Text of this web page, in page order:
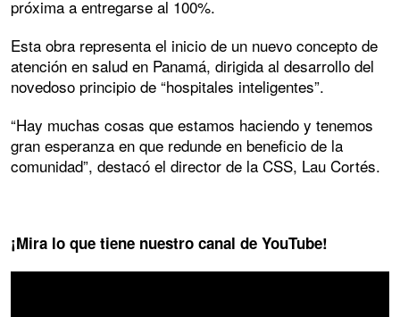
próxima a entregarse al 100%.
Esta obra representa el inicio de un nuevo concepto de
atención en salud en Panamá, dirigida al desarrollo del
novedoso principio de “hospitales inteligentes”.
“Hay muchas cosas que estamos haciendo y tenemos
gran esperanza en que redunde en beneficio de la
comunidad”, destacó el director de la CSS, Lau Cortés.
¡Mira lo que tiene nuestro canal de YouTube!